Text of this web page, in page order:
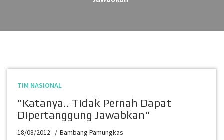
TIM NASIONAL
"Katanya.. Tidak Pernah Dapat
Dipertanggung Jawabkan"
18/08/2012
Bambang Pamungkas